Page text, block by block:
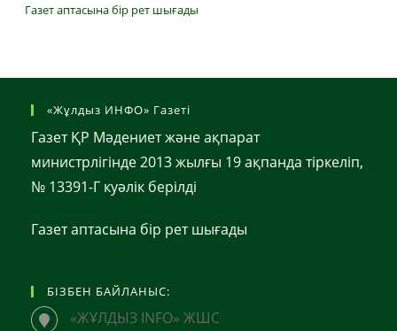
Газет аптасына бір рет шығады
«Жұлдыз ИНФО» Газеті
Газет ҚР Мәдениет және ақпарат
министрлігінде 2013 жылғы 19 ақпанда тіркеліп,
№ 13391-Г куәлік берілді
Газет аптасына бір рет шығады
БІЗБЕН БАЙЛАНЫС:
«ЖҰЛДЫЗ INFO» ЖШС